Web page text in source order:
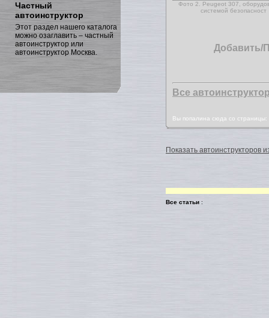
Частный
автоинструктор
Этот раздел нашего каталога
можно озаглавить – частный
автоинструктор или
автоинструктор Москва.
Фото 2. Peugeot 307,
системой безопасност
Добавить/
Все
Вы попалина сюда со
Показать автоинструкторов
Все статьи :